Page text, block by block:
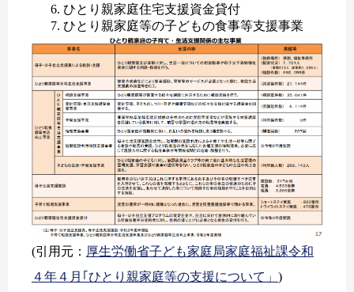
ひとり親家庭住宅支援資金貸付
ひとり親家庭等の子どもの食事等支援事業
(引用元： 厚生労働省子ども家庭局家庭福祉課令和
４年４月｢ひとり親家庭等の支援について」 )